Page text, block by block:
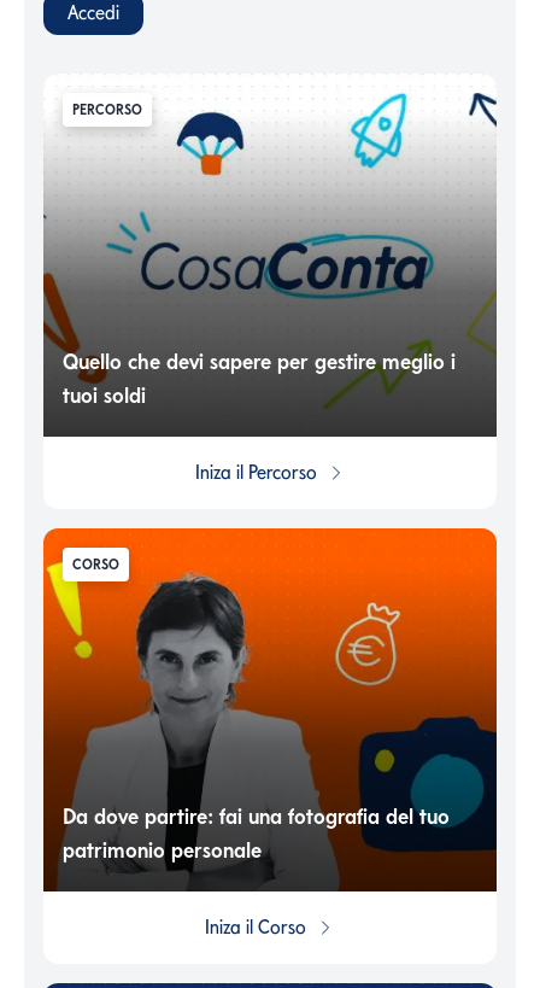
Accedi
PERCORSO
Quello che devi sapere per gestire meglio i
tuoi soldi
Iniza il Percorso
CORSO
Da dove partire: fai una fotografia del tuo
patrimonio personale
Iniza il Corso